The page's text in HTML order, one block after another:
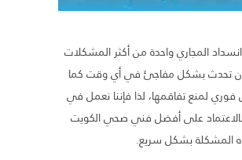
المجاري واحدة من أكثر المشكلات
تحدث بشكل مفاجئ في أي وقت كما
فوري لمنع تفاقمها، لذا فإننا نعمل في
على أفضل فني صحي الكويت
المشكلة بشكل سريع.